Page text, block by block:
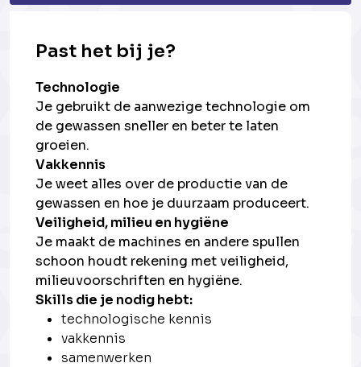
Past het bij je?
Technologie
Je gebruikt de aanwezige technologie om
de gewassen sneller en beter te laten
groeien.
Vakkennis
Je weet alles over de productie van de
gewassen en hoe je duurzaam produceert.
Veiligheid, milieu en hygiëne
Je maakt de machines en andere spullen
schoon houdt rekening met veiligheid,
milieuvoorschriften en hygiëne.
Skills die je nodig hebt:
technologische kennis
vakkennis
samenwerken